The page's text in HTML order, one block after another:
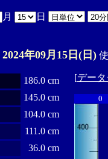
月 日
2024年09月15日(日)
186.0 cm
145.0 cm
104.0 cm
111.0 cm
36.0 cm
[デー
0